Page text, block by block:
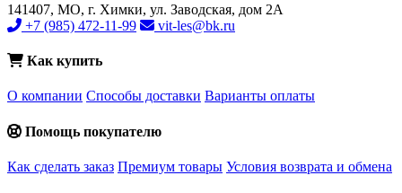
141407, МО, г. Химки, ул. Заводская, дом 2А
+7 (985) 472-11-99
vit-les@bk.ru
Как купить
О компании Способы доставки Варианты оплаты
Помощь покупателю
Как сделать заказ Премиум товары Условия возврата и обмена